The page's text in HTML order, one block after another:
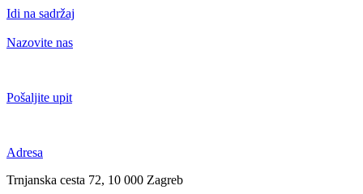
Idi na sadržaj
Nazovite nas
Pošaljite upit
Adresa
Trnjanska cesta 72, 10 000 Zagreb